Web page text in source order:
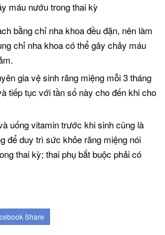
máu nướu trong thai kỳ
bằng chỉ nha khoa đều đặn, nên làm
chỉ nha khoa có thể gây chảy máu
gia vệ sinh răng miệng mỗi 3 tháng
tiếp tục với tần số này cho đến khi cho
uống vitamin trước khi sinh cũng là
để duy trì sức khỏe răng miệng nói
thai kỳ; thai phụ bắt buộc phải có
Share